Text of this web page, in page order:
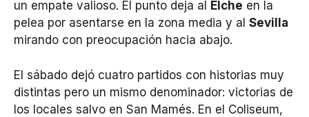
un empate valioso. El punto deja al
Elche en la
pelea por asentarse en la zona media y al Sevilla
mirando con preocupación hacia abajo.
El sábado dejó cuatro partidos con historias muy
distintas pero un mismo denominador: victorias de
los locales salvo en San Mamés. En el Coliseum,